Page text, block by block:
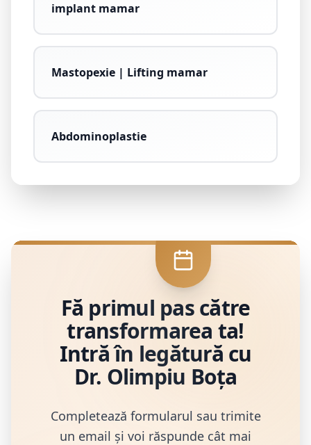
implant mamar
Mastopexie | Lifting mamar
Abdominoplastie
Fă primul pas către
transformarea ta!
Intră în legătură cu
Dr. Olimpiu Boța
Completează formularul sau trimite
un email și voi răspunde cât mai